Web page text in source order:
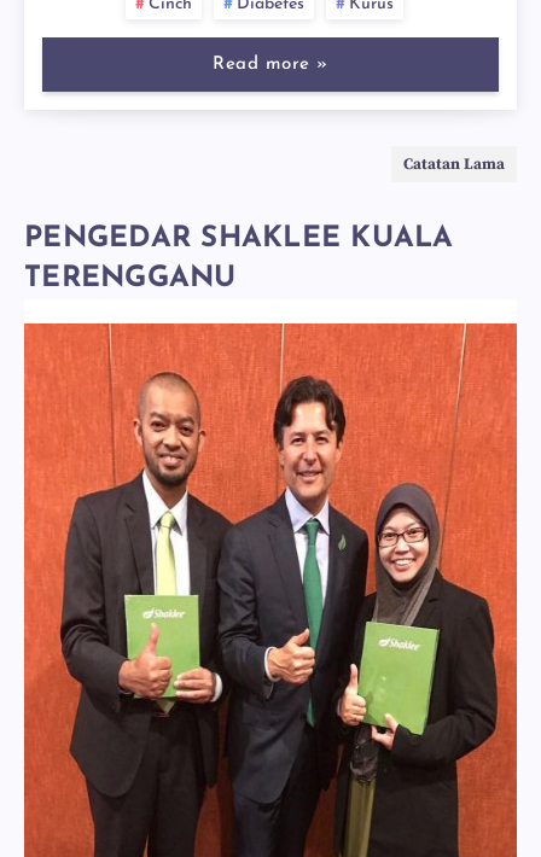
Cinch Diabetes Kurus
Read more »
Catatan Lama
PENGEDAR SHAKLEE KUALA
TERENGGANU